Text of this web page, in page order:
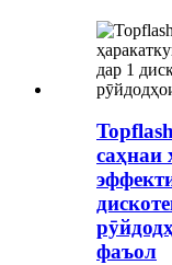
саҳнаи
фаъол